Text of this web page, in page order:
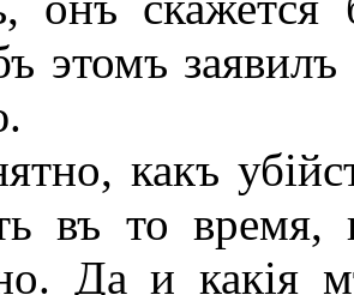
этомъ
какъ
въ то время,
Да и какія